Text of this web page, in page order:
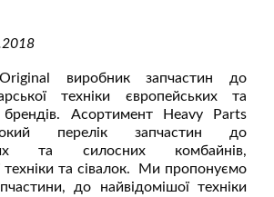
виробник запчастин до
техніки європейських та
брендів. Асортимент Heavy Parts
перелік запчастин до
та силосних комбайнів,
техніки та сівалок. Ми пропонуємо
до найвідомішої техніки